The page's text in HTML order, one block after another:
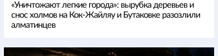
«Уничтожают легкие города»: вырубка деревьев и
снос холмов на Кок-Жайляу и Бутаковке разозлили
алматинцев